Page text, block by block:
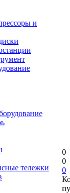
и
тележки
0
0
0